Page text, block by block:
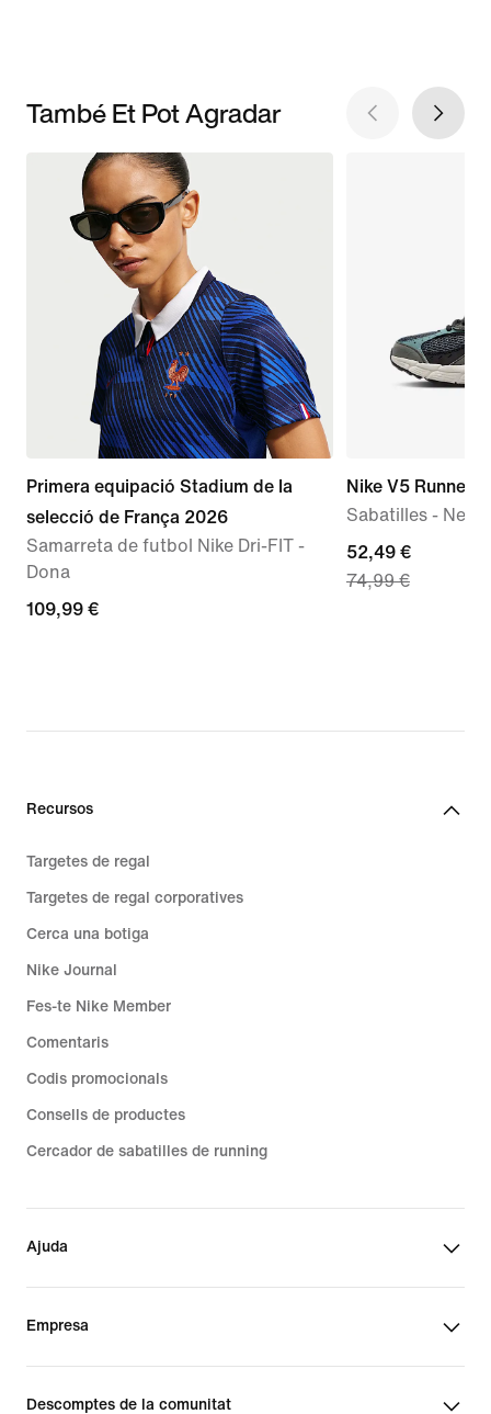
També Et Pot Agradar
Primera equipació Stadium de la
selecció de França 2026
Samarreta de futbol Nike Dri-FIT -
Dona
109,99 €
109,99 €
Nike V5 Runner
Sabatilles - Nen/
current
price
52,49 €
74,99 €
Recursos
Targetes de regal
Targetes de regal corporatives
Cerca una botiga
Nike Journal
Fes-te Nike Member
Comentaris
Codis promocionals
Consells de productes
Cercador de sabatilles de running
Ajuda
Empresa
Descomptes de la comunitat